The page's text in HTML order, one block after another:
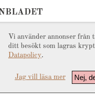
Vi använder annonser från
ditt besökt som lagras
Datapolicy.
Nej,
Jag vill läsa mer